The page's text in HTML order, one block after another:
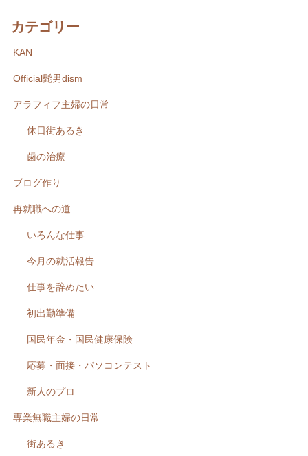
カテゴリー
KAN
Official髭男dism
アラフィフ主婦の日常
休日街あるき
歯の治療
ブログ作り
再就職への道
いろんな仕事
今月の就活報告
仕事を辞めたい
初出勤準備
国民年金・国民健康保険
応募・面接・パソコンテスト
新人のプロ
専業無職主婦の日常
街あるき